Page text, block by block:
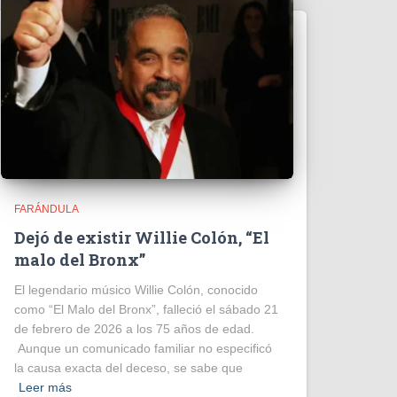
FARÁNDULA
Dejó de existir Willie Colón, “El
malo del Bronx”
El legendario músico Willie Colón, conocido
como “El Malo del Bronx”, falleció el sábado 21
de febrero de 2026 a los 75 años de edad.
Aunque un comunicado familiar no especificó
la causa exacta del deceso, se sabe que
Leer más